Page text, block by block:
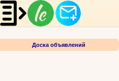
Доска объявлений